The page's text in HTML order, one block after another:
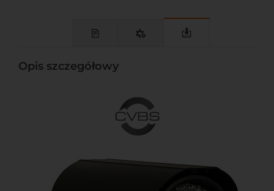
Opis szczegółowy